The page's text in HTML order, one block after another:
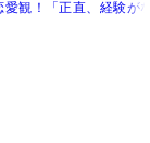
観！「正直、経験